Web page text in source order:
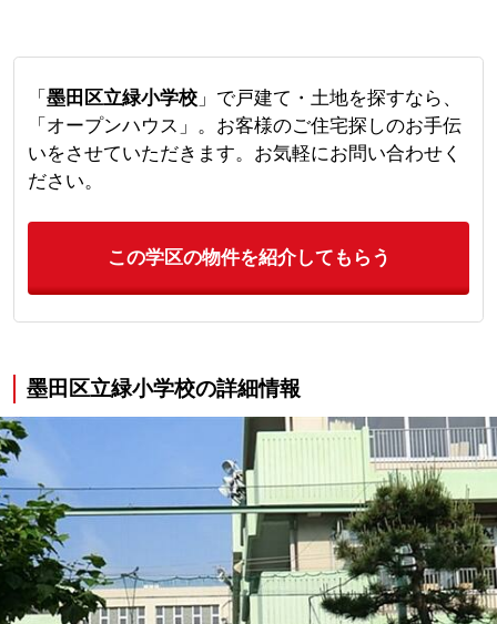
「 墨田区立緑小学校」で戸建て・土地を探すなら、
「オープンハウス」。お客様のご住宅探しのお手伝
いをさせていただきます。お気軽にお問い合わせく
ださい。
この学区の物件を紹介してもらう
墨田区立緑小学校の詳細情報